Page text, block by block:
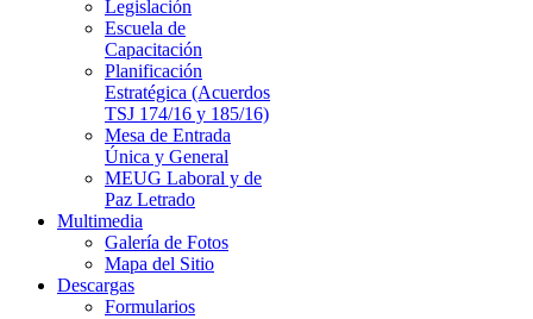
Legislación
Escuela de
Capacitación
Planificación
Estratégica (Acuerdos
TSJ 174/16 y 185/16)
Mesa de Entrada
Única y General
MEUG Laboral y de
Paz Letrado
Multimedia
Galería de Fotos
Mapa del Sitio
Descargas
Formularios